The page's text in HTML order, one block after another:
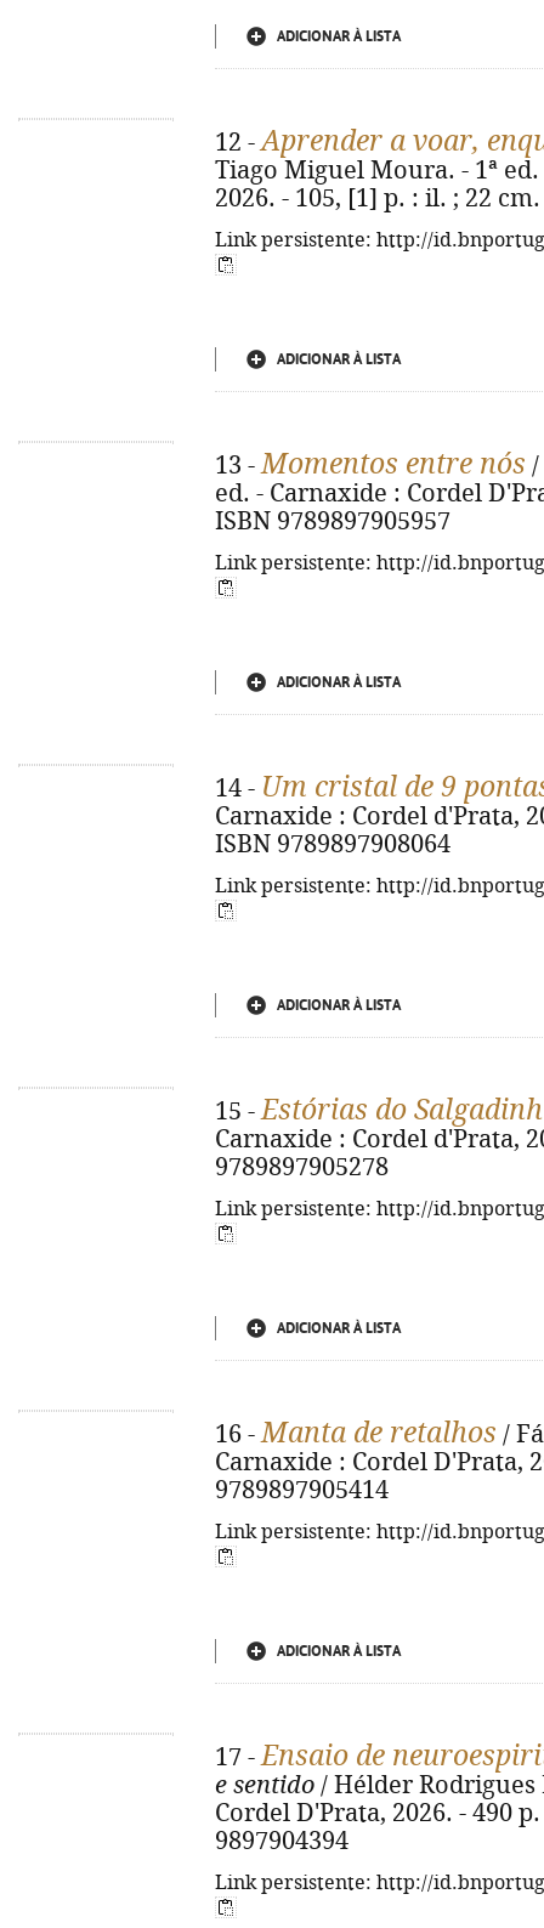
ADICIONAR À LISTA
12 -Aprender a voar,
Tiago Miguel Moura. - 1ª
2026. - 105, [1] p. : il. ; 22
Link persistente: http://
ADICIONAR À LISTA
13 -Momentos entre nós /
ed. - Carnaxide : Cordel
ISBN 9789897905957
Link persistente: http://
ADICIONAR À LISTA
14 - Um cristal de 9
Carnaxide : Cordel d'Prata,
ISBN 9789897908064
Link persistente: http://
ADICIONAR À LISTA
15 -Estórias do
Carnaxide : Cordel d'Prata,
9789897905278
Link persistente: http://
ADICIONAR À LISTA
16 -Manta de retalhos /
Carnaxide : Cordel D'Prata,
9789897905414
Link persistente: http://
ADICIONAR À LISTA
17 -Ensaio de
e sentido / Hélder Rodrigues
Cordel D'Prata, 2026. - 490
9897904394
Link persistente: http://